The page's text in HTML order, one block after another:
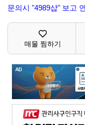
문의시 "4989샵" 보고
매물 찜하기